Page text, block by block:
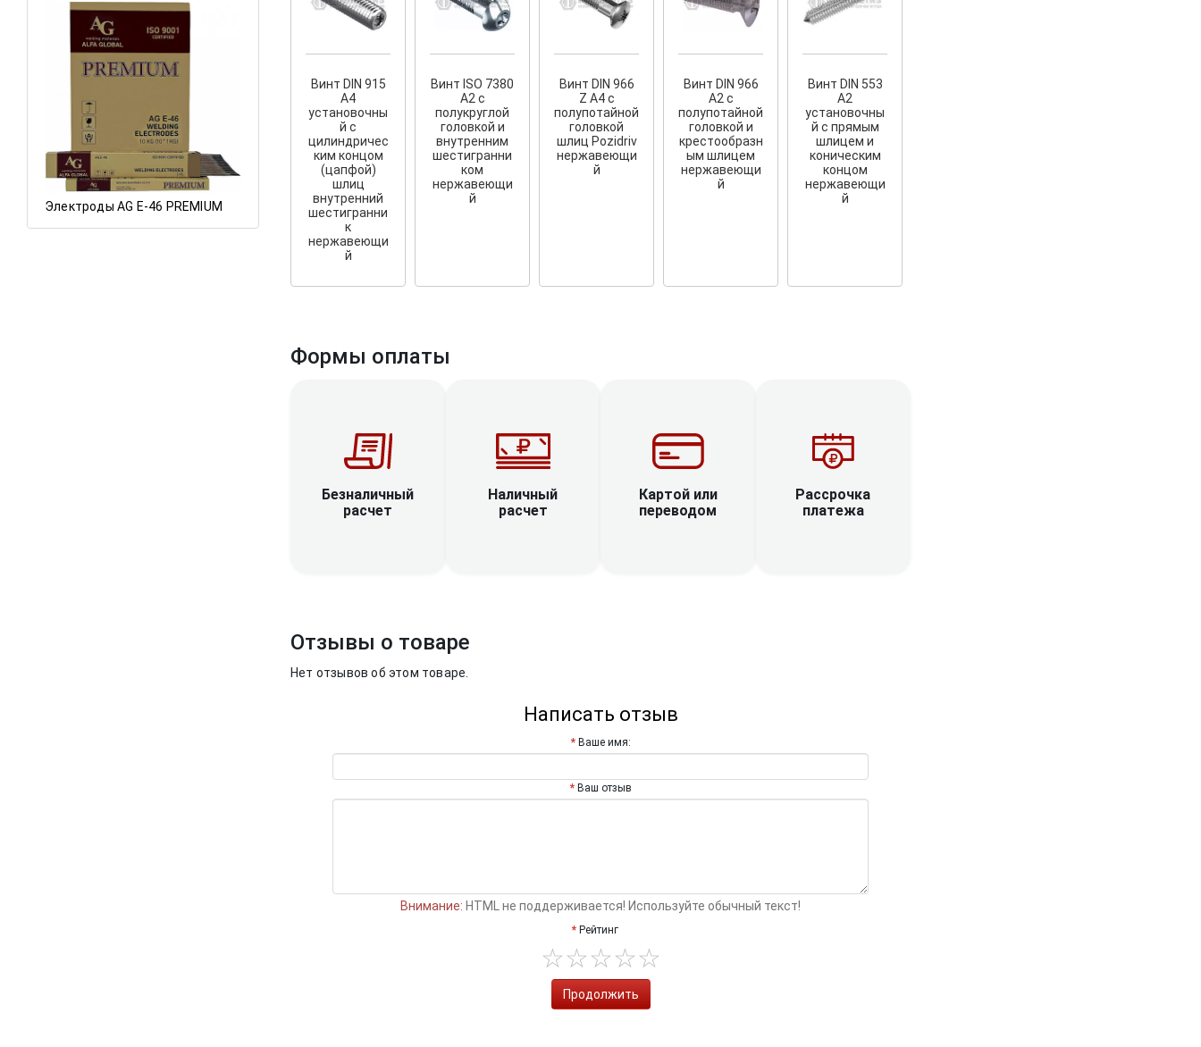
Электроды AG E-46 PREMIUM
Саморезы кровельные HKR-R
HARPOON EURO
остатков по ценам 2020 года!
Крепление террас и фасадов
и фасадов.
Винт DIN 915
A4
установочны
й с
цилиндричес
ким концом
(цапфой)
шлиц
внутренний
шестигранни
к
нержавеющи
й
Винт ISO 7380
A2 с
полукруглой
головкой и
внутренним
шестигранни
ком
нержавеющи
й
Винт DIN 966
Z A4 с
полупотайной
головкой
шлиц Pozidriv
нержавеющи
й
Винт DIN 966
A2 с
полупотайной
головкой и
крестообразн
ым шлицем
нержавеющи
й
Винт DIN 553
А2
установочны
й с прямым
шлицем и
коническим
концом
нержавеющи
й
Формы оплаты
Безналичный
расчет
Наличный
расчет
Картой или
переводом
Рассрочка
платежа
Отзывы о товаре
Нет отзывов об этом товаре.
Написать отзыв
Ваше имя:
Ваш отзыв
Внимание: HTML не поддерживается! Используйте обычный текст!
Рейтинг
Продолжить